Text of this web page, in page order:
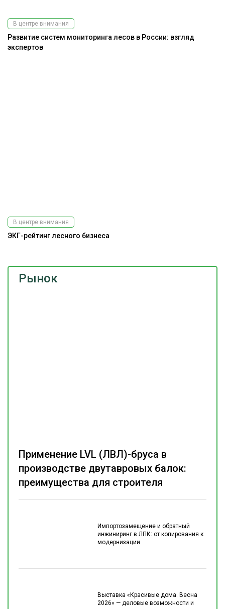
Рынок
Импортозамещение и обратный
инжиниринг в ЛПК: от копирования к
модернизации
Выставка «Красивые дома. Весна
2026» — деловые возможности и
Применение LVL (ЛВЛ)-бруса в
производстве двутавровых балок:
преимущества для строителя
В центре внимания
Развитие систем мониторинга лесов в России: взгляд
экспертов
В центре внимания
ЭКГ-рейтинг лесного бизнеса